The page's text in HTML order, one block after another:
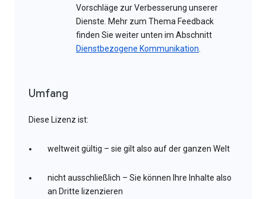
Vorschläge zur Verbesserung unserer
Dienste. Mehr zum Thema Feedback
finden Sie weiter unten im Abschnitt
Dienstbezogene Kommunikation.
Umfang
Diese Lizenz ist:
weltweit gültig – sie gilt also auf der ganzen Welt
nicht ausschließlich – Sie können Ihre Inhalte also
an Dritte lizenzieren